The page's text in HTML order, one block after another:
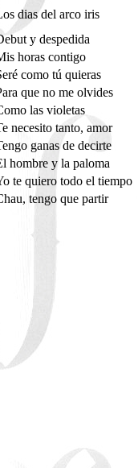
dias del arco iris
y despedida
horas contigo
como tú quieras
que no me olvides
las violetas
necesito tanto, amor
ganas de decirte
hombre y la paloma
te quiero todo el tiempo
tengo que partir